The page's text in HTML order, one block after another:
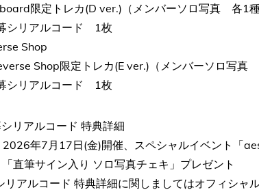
限定トレカ(D ver.)（メンバーソロ写真 各1
シリアルコード 1枚
Shop
Shop限定トレカ(E ver.)（メンバーソロ写真
シリアルコード 1枚
リアルコード 特典詳細
2026年7月17日(金)開催、スペシャルイベント「
直筆サイン入り ソロ写真チェキ」プレゼント
リアルコード 特典詳細に関しましてはオフィシャ